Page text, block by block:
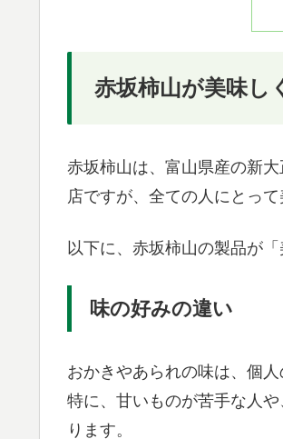
赤坂柿山が美味し
赤坂柿山は、富山県産の新
店ですが、全ての人にとっ
以下に、赤坂柿山の製品が
味の好みの違い
おかきやあられの味は、個
特に、甘いものが苦手な人
ります。